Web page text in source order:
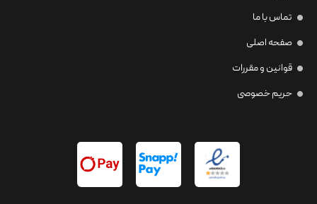
تماس با ما
صفحه اصلی
قوانین و مقررات
حریم خصوصی